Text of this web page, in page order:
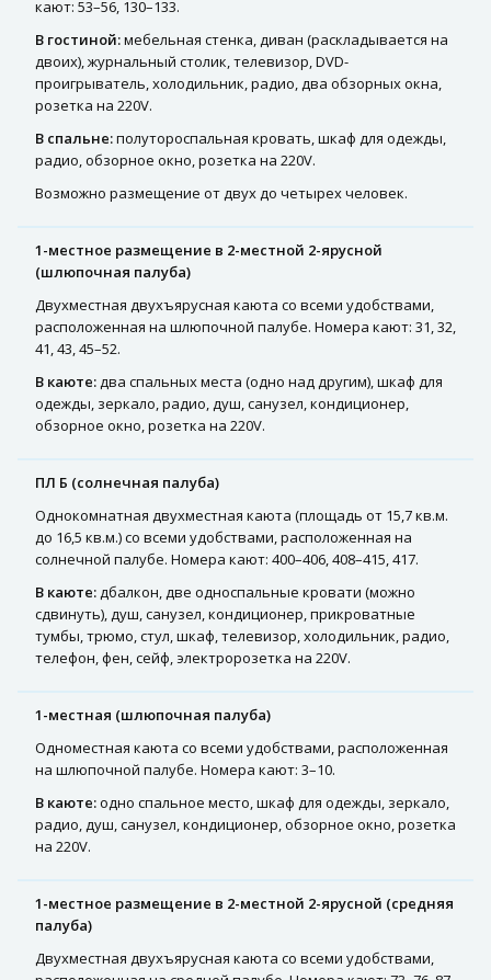
кают: 53–56, 130–133.
В гостиной:мебельная стенка, диван (раскладывается на
двоих), журнальный столик, телевизор, DVD-
проигрыватель, холодильник, радио, два обзорных окна,
розетка на 220V.
В спальне:полутороспальная кровать, шкаф для одежды,
радио, обзорное окно, розетка на 220V.
Возможно размещение от двух до четырех человек.
1-местное размещение в 2-местной 2-ярусной
(шлюпочная палуба)
Двухместная двухъярусная каюта со всеми удобствами,
расположенная на шлюпочной палубе. Номера кают: 31, 32,
41, 43, 45–52.
В каюте:два спальных места (одно над другим), шкаф для
одежды, зеркало, радио, душ, санузел, кондиционер,
обзорное окно, розетка на 220V.
ПЛ Б (солнечная палуба)
Однокомнатная двухместная каюта (площадь от 15,7 кв.м.
до 16,5 кв.м.) со всеми удобствами, расположенная на
солнечной палубе. Номера кают: 400–406, 408–415, 417.
В каюте:дбалкон, две односпальные кровати (можно
сдвинуть), душ, санузел, кондиционер, прикроватные
тумбы, трюмо, стул, шкаф, телевизор, холодильник, радио,
телефон, фен, сейф, электророзетка на 220V.
1-местная (шлюпочная палуба)
Одноместная каюта со всеми удобствами, расположенная
на шлюпочной палубе. Номера кают: 3–10.
В каюте:одно спальное место, шкаф для одежды, зеркало,
радио, душ, санузел, кондиционер, обзорное окно, розетка
на 220V.
1-местное размещение в 2-местной 2-ярусной (средняя
палуба)
Двухместная двухъярусная каюта со всеми удобствами,